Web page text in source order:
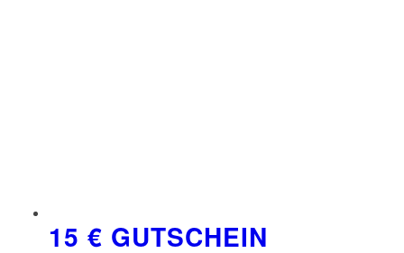
15 € GUTSCHEIN